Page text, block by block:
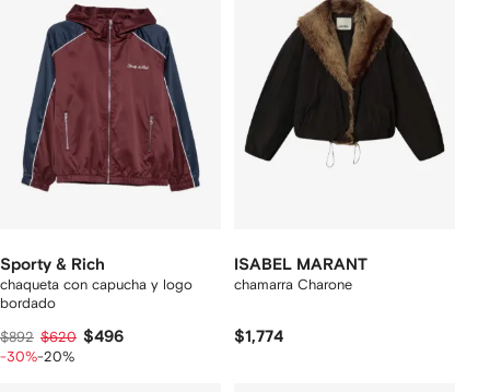
Sporty & Rich
chaqueta con capucha y logo
bordado
$892 $620 $496
-30%-20%
ISABEL MARANT
chamarra Charone
$1,774